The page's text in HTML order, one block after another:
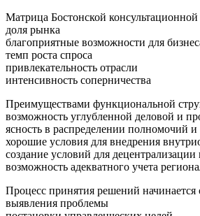
Матрица Бостонской
доля рынка
благоприятные возможности для
темп роста спроса
привлекательность отрасли
интенсивность соперничества
Преимуществами функциональной
возможность углубленной деловой и
ясность в распределении полномочий и
хорошие условия для внедрения
создание условий для децентрализации
возможность адекватного учета
Процесс принятия решений начинается
выявления проблемы